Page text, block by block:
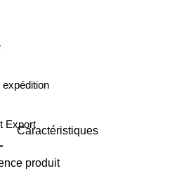
Export
Caractéristiques
produit